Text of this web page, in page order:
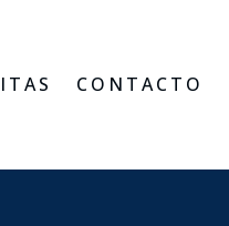
CONTACTO